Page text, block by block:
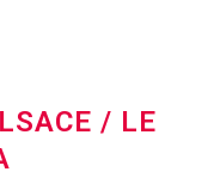
/ LE